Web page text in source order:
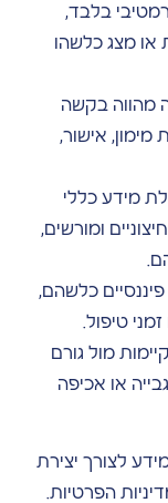
בלבד,
או מצג כלשהו
מהווה בקשה
אישור,
מידע כללי
ומורשים,
כלשהם,
טיפול.
מול גורם
או אכיפה
לצורך יצירת
הפרטיות.